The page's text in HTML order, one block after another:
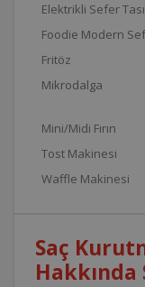
Elektrikli Sefer Tası
Foodie Modern
Fritöz
Mikrodalga
Mini/Midi Fırın
Tost Makinesi
Waffle Makinesi
Saç
Hakkında